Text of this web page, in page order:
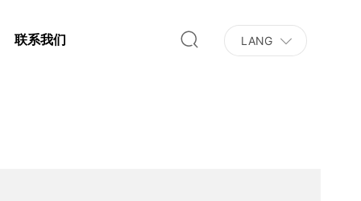
联系我们 LANG